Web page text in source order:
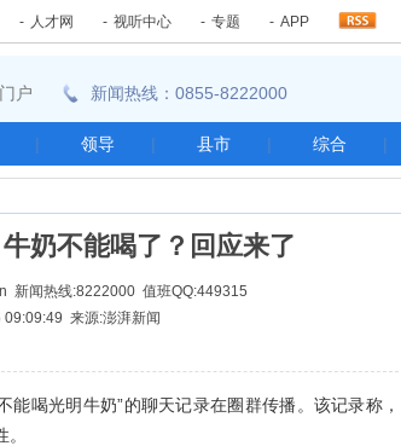
- 人才网 - 视听中心 - 专题 - APP
户 新闻热线：0855-8222000
| 领导 | 县市 | 综合 |
奶不能喝了？回应来了
新闻热线:8222000 值班QQ:449315
09:09:49 来源:澎湃新闻
喝光明牛奶”的聊天记录在圈群传播。该记录称，